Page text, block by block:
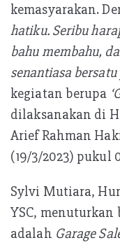
kemasyarakan.
hatiku. Seribu
bahu membahu,
senantiasa bersatu
kegiatan berupa
dilaksanakan di
Arief Rahman
(19/3/2023) pukul
Sylvi Mutiara,
YSC,
adalah Garage